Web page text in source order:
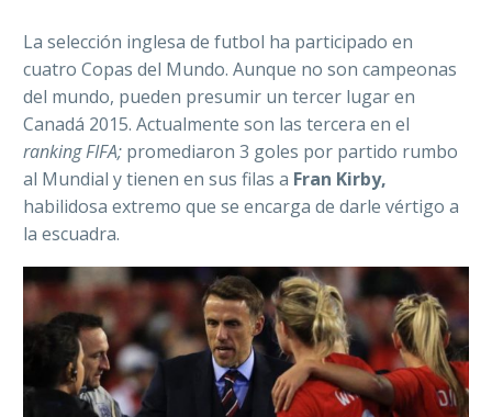
La selección inglesa de futbol ha participado en
cuatro Copas del Mundo. Aunque no son campeonas
del mundo, pueden presumir un tercer lugar en
Canadá 2015. Actualmente son las tercera en el
ranking FIFA; promediaron 3 goles por partido rumbo
al Mundial y tienen en sus filas a Fran Kirby,
habilidosa extremo que se encarga de darle vértigo a
la escuadra.